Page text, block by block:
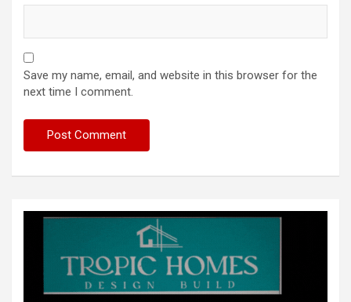
Save my name, email, and website in this browser for the
next time I comment.